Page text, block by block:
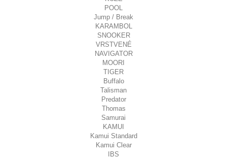
POOL
Jump / Break
KARAMBOL
SNOOKER
VRSTVENÉ
NAVIGATOR
MOORI
TIGER
Buffalo
Talisman
Predator
Thomas
Samurai
KAMUI
Kamui Standard
Kamui Clear
IBS